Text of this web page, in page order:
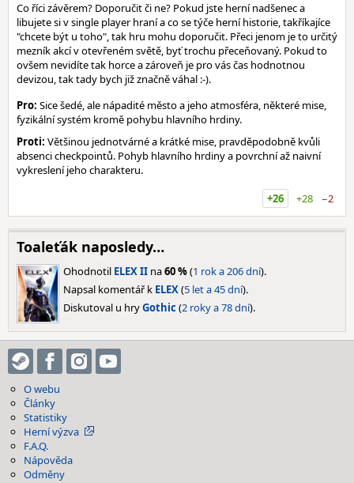
Co říci závěrem? Doporučit či ne? Pokud jste herní nadšenec a
libujete si v single player hraní a co se týče herní historie, takříkajíce
"chcete být u toho", tak hru mohu doporučit. Přeci jenom je to určitý
mezník akcí v otevřeném světě, byť trochu přeceňovaný. Pokud to
ovšem nevidíte tak horce a zároveň je pro vás čas hodnotnou
devizou, tak tady bych již značně váhal :-).
Pro: Sice šedé, ale nápadité město a jeho atmosféra, některé mise,
fyzikální systém kromě pohybu hlavního hrdiny.
Proti: Většinou jednotvárné a krátké mise, pravděpodobně kvůli
absenci checkpointů. Pohyb hlavního hrdiny a povrchní až naivní
vykreslení jeho charakteru.
+26
+28 −2
Toaleťák naposledy…
Ohodnotil ELEX II na60 %(1 rok a 206 dní).
Napsal komentář k ELEX(5 let a 45 dní).
Diskutoval u hryGothic(2 roky a 78 dní).
O webu
Články
Statistiky
Herní výzva
F.A.Q.
Nápověda
Odměny